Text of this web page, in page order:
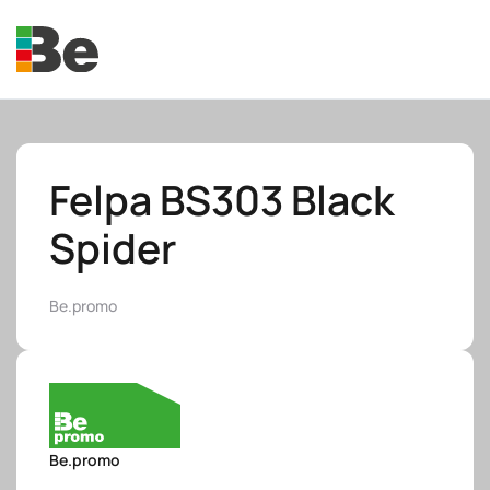
Skip to main content
Felpa BS303 Black
Spider
Be.promo
Be.promo